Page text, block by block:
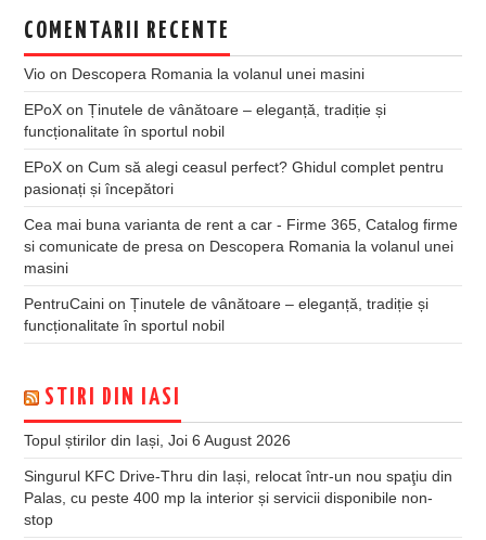
COMENTARII RECENTE
Vio on Descopera Romania la volanul unei masini
EPoX onȚinutele de vânătoare – eleganță, tradiție și
funcționalitate în sportul nobil
EPoX onCum să alegi ceasul perfect? Ghidul complet pentru
pasionați și începători
Cea mai buna varianta de rent a car - Firme 365, Catalog firme
si comunicate de presa on Descopera Romania la volanul unei
masini
PentruCaini onȚinutele de vânătoare – eleganță, tradiție și
funcționalitate în sportul nobil
STIRI DIN IASI
Topul știrilor din Iași, Joi 6 August 2026
Singurul KFC Drive-Thru din Iași, relocat într-un nou spaţiu din
Palas, cu peste 400 mp la interior și servicii disponibile non-
stop